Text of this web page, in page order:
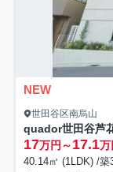
NEW
世田谷区南烏山
quador世田谷芦
17万円～17.1万
40.14㎡ (1LDK) /築